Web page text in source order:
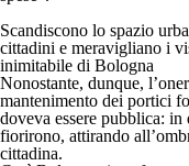
Scandiscono lo spazio
cittadini e meravigliano i
inimitabile di Bologna
Nonostante, dunque,
mantenimento dei portici
doveva essere pubblica: in
fiorirono, attirando
cittadina.